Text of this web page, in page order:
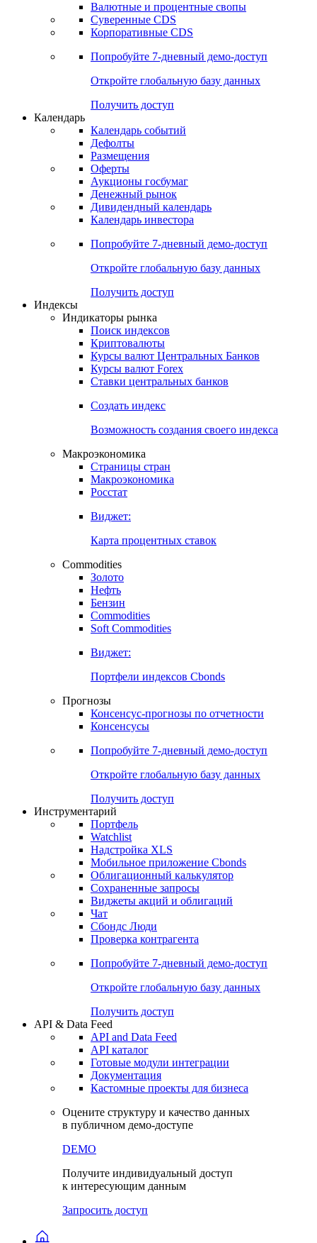
Получить доступ
Деривативы
Валютные и процентные свопы
Корпоративные CDS
Попробуйте7-дневный
Откройте глобальную базу данных
Получить доступ
Календарь
Календарь событий
Дефолты
Размещения
Оферты
Денежный рынок
Календарь инвестора
Попробуйте7-дневный
Откройте глобальную базу данных
Получить доступ
Индикаторы рынка
Поиск индексов
Курсы валют Центральных Банков
Ставки центральных банков
Создать индекс
Возможность создания своего индекса
Страницы стран
Росстат
Виджет:
Карта процентных ставок
Commodities
Золото
Бензин
Soft Commodities
Виджет:
Портфели индексов Cbonds
Прогнозы
Консенсусы
Попробуйте7-дневный
Откройте глобальную базу данных
Получить доступ
Инструментарий
Портфель
Watchlist
Надстройка XLS
Мобильное приложение Cbonds
Облигационный калькулятор
Сохраненные запросы
Чат
Проверка контрагента
Попробуйте7-дневный
Откройте глобальную базу данных
Получить доступ
API & Data Feed
API and Data Feed
Готовые модули интеграции
Документация
в публичном демо-доступе